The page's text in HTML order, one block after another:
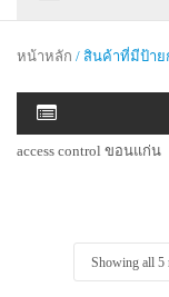
หน้าหลัก / สินค้าที่มีป้าย
access control ขอนแก่น
Showing all 5